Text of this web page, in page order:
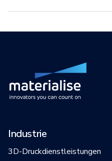
Industrie
3D-Druckdienstleistungen